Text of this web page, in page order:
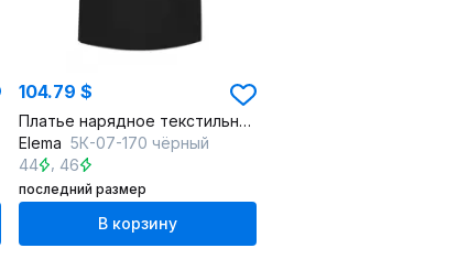
104.79 $
Платье нарядное текстильное с отделкой и чёрное классика
Elema 5К-07-170 чёрный
44
46
последний размер
В корзину